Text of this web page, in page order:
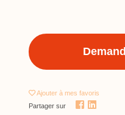
Ajouter à mes favoris
Partager sur